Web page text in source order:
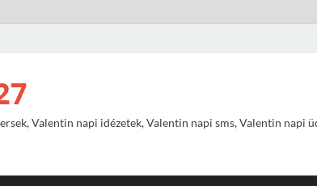
Valentin napi idézetek, Valentin napi sms, Valentin napi